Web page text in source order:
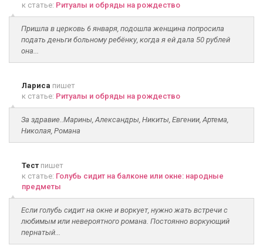
к статье: Ритуалы и обряды на рождество
Пришла в церковь 6 января, подошла женщина попросила
подать деньги больному ребёнку, когда я ей дала 50 рублей
она...
Лариса пишет
к статье: Ритуалы и обряды на рождество
За здравие..Марины, Александры, Никиты, Евгении, Артема,
Николая, Романа
Тест пишет
к статье: Голубь сидит на балконе или окне: народные
предметы
Если голубь сидит на окне и воркует, нужно жать встречи с
любимым или невероятного романа. Постоянно воркующий
пернатый...